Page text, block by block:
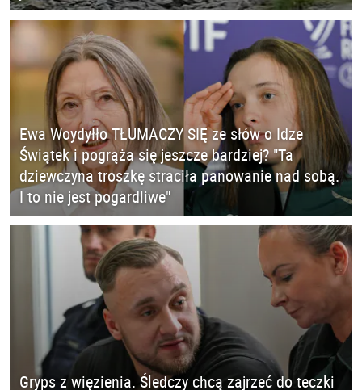
Ewa Woydyłło TŁUMACZY SIĘ ze słów o Idze
Świątek i pogrąża się jeszcze bardziej? "Ta
dziewczyna troszkę straciła panowanie nad sobą.
I to nie jest pogardliwe"
Gryps z więzienia. Śledczy chcą zajrzeć do teczki